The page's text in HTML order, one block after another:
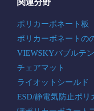
関連分野
ポリカーボネート板
ポリカーボネートの
VIEWSKYバブルテン
チェアマット
ライオットシールド
ESD/静電気防止ポリ